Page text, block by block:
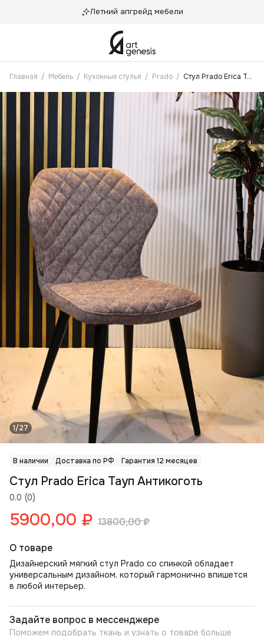
Летний апгрейд мебели
Главная / Мебель / Кухонные стулья / Prado / Стул Prado Erica Тауп Антикоготь
1/27
В наличии Доставка по РФ Гарантия 12 месяцев
0.0 (0)
Стул Prado Erica Тауп Антикоготь
5900,00 ₽ 13800,00₽
О товаре
Дизайнерский мягкий стул Prado со спинкой обладает
универсальным дизайном, который гармонично впишется
в любой интерьер.
Задайте вопрос в мессенджере
Поможем подобрать ткань и узнать о товаре больше